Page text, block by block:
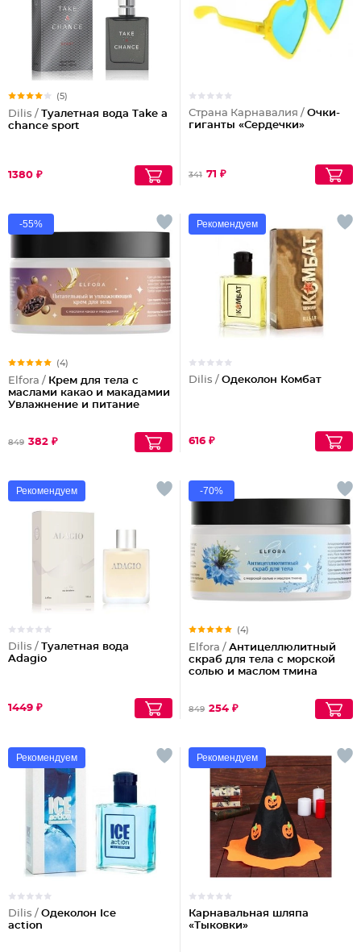
(5)
Dilis / Туалетная вода Take a
chance sport
1380 ₽
Страна Карнавалия / Очки-
гиганты «Сердечки»
341 71 ₽
-55%
(4)
Elfora / Крем для тела с
маслами какао и макадамии
Увлажнение и питание
849 382 ₽
Рекомендуем
Dilis / Одеколон Комбат
616 ₽
Рекомендуем
Dilis / Туалетная вода
Adagio
1449 ₽
-70%
(4)
Elfora / Антицеллюлитный
скраб для тела с морской
солью и маслом тмина
849 254 ₽
Рекомендуем
Dilis / Одеколон Ice
action
Рекомендуем
Карнавальная шляпа
«Тыковки»